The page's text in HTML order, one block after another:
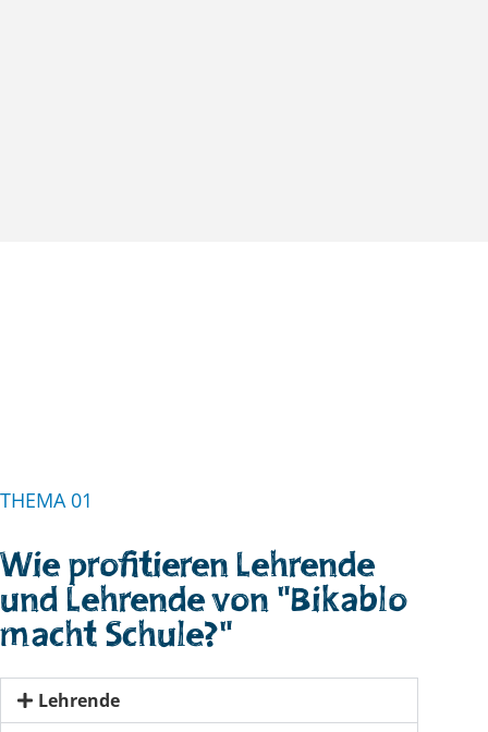
THEMA 01
Wie profitieren Lehrende
und Lehrende von "Bikablo
macht Schule?"
Lehrende